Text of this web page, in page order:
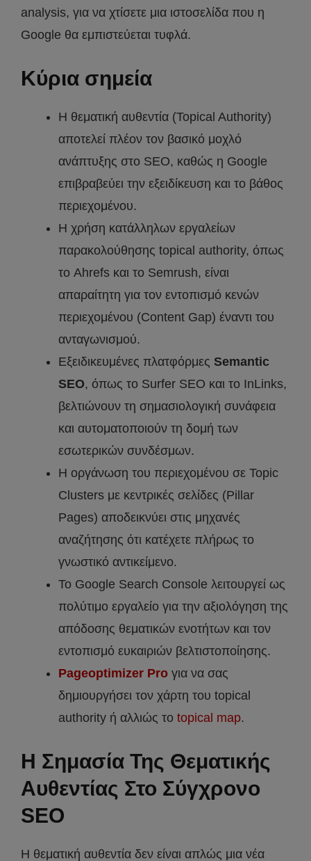
analysis, για να χτίσετε μια ιστοσελίδα που η
Google θα εμπιστεύεται τυφλά.
Κύρια σημεία
Η θεματική αυθεντία (Topical Authority)
αποτελεί πλέον τον βασικό μοχλό
ανάπτυξης στο SEO, καθώς η Google
επιβραβεύει την εξειδίκευση και το βάθος
περιεχομένου.
Η χρήση κατάλληλων εργαλείων
παρακολούθησης topical authority, όπως
το Ahrefs και το Semrush, είναι
απαραίτητη για τον εντοπισμό κενών
περιεχομένου (Content Gap) έναντι του
ανταγωνισμού.
Εξειδικευμένες πλατφόρμες Semantic
SEO, όπως το Surfer SEO και το InLinks,
βελτιώνουν τη σημασιολογική συνάφεια
και αυτοματοποιούν τη δομή των
εσωτερικών συνδέσμων.
Η οργάνωση του περιεχομένου σε Topic
Clusters με κεντρικές σελίδες (Pillar
Pages) αποδεικνύει στις μηχανές
αναζήτησης ότι κατέχετε πλήρως το
γνωστικό αντικείμενο.
Το Google Search Console λειτουργεί ως
πολύτιμο εργαλείο για την αξιολόγηση της
απόδοσης θεματικών ενοτήτων και τον
εντοπισμό ευκαιριών βελτιστοποίησης.
Pageoptimizer Pro για να σας
δημιουργήσει τον χάρτη του topical
authority ή αλλιώς το topical map.
Η Σημασία Της Θεματικής
Αυθεντίας Στο Σύγχρονο
SEO
Η θεματική αυθεντία δεν είναι απλώς μια νέα